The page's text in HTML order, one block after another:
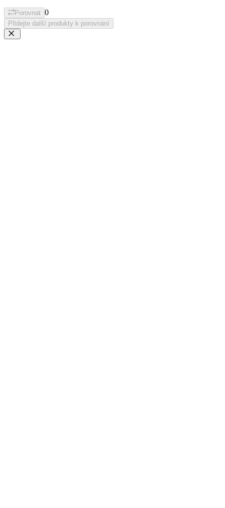
Porovnat 0
Přidejte další produkty k porovnání